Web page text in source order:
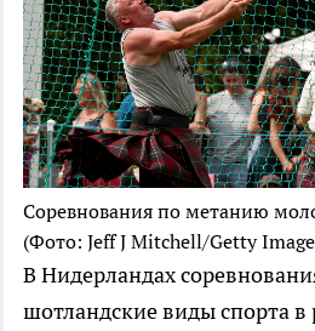
Соревнования по метанию
(Фото: Jeff J Mitchell/Getty
В Нидерландах
шотландские виды спорта в